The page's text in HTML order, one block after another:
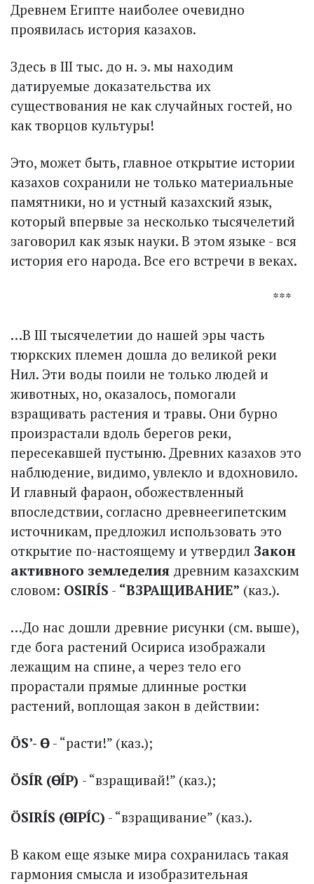
Древнем Египте наиболее очевидно
проявилась история казахов.
Здесь в III тыс. до н. э. мы находим
датируемые доказательства их
существования не как случайных гостей, но
как творцов культуры!
Это, может быть, главное открытие истории
казахов сохранили не только материальные
памятники, но и устный казахский язык,
который впервые за несколько тысячелетий
заговорил как язык науки. В этом языке - вся
история его народа. Все его встречи в веках.
***
…В III тысячелетии до нашей эры часть
тюркских племен дошла до великой реки
Нил. Эти воды поили не только людей и
животных, но, оказалось, помогали
взращивать растения и травы. Они бурно
произрастали вдоль берегов реки,
пересекавшей пустыню. Древних казахов это
наблюдение, видимо, увлекло и вдохновило.
И главный фараон, обожествленный
впоследствии, согласно древне­египетским
источникам, предложил использовать это
открытие по-настоящему и утвердил Закон
активного земледелия древним казахским
словом: OSIRÍS - “ВЗРАЩИВАНИЕ” (каз.).
…До нас дошли древние рисунки (см. выше),
где бога рас­тений Осириса изображали
лежащим на спине, а через тело его
прорастали прямые длинные ростки
растений, воплощая закон в действии:
ÖS’- ӨС - “расти!” (каз.);
ÖSÍR (ӨСÍР) - “взращивай!” (каз.);
ÖSIRÍS (ӨСІРÍС) - “взращивание” (каз.).
В каком еще языке мира сохранилась такая
гармония смыс­ла и изобразительная